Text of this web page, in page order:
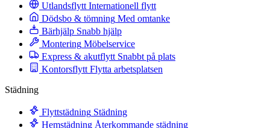
Utlandsflytt Internationell flytt
Dödsbo & tömning Med omtanke
Bärhjälp Snabb hjälp
Montering Möbelservice
Express & akutflytt Snabbt på plats
Kontorsflytt Flytta arbetsplatsen
Städning
Flyttstädning Städning
Hemstädning Återkommande städning